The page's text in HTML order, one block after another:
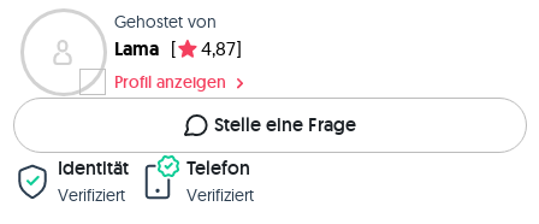
Gehostet von
Lama [ 4,87]
Profil anzeigen
Stelle eine Frage
Identität
Verifiziert
Telefon
Verifiziert